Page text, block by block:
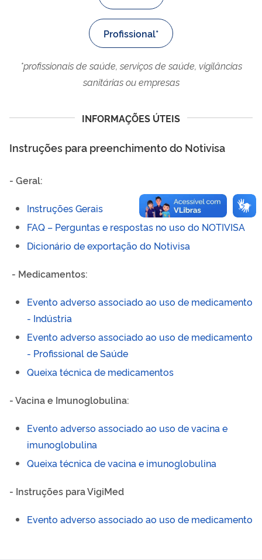
Profissional*
*profissionais de saúde, serviços de saúde, vigilâncias
sanitárias ou empresas
INFORMAÇÕES ÚTEIS
Instruções para preenchimento do Notivisa
- Geral:
Instruções Gerais
FAQ – Perguntas e respostas no uso do NOTIVISA
Dicionário de exportação do Notivisa
- Medicamentos:
Evento adverso associado ao uso de medicamento
- Indústria
Evento adverso associado ao uso de medicamento
- Profissional de Saúde
Queixa técnica de medicamentos
- Vacina e Imunoglobulina:
Evento adverso associado ao uso de vacina e
imunoglobulina
Queixa técnica de vacina e imunoglobulina
- Instruções para VigiMed
Evento adverso associado ao uso de medicamento